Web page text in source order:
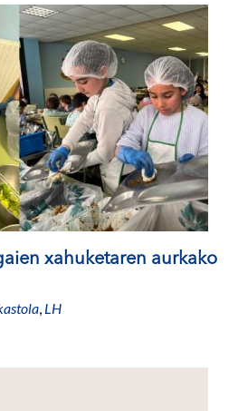
xahuketaren aurkako
, LH